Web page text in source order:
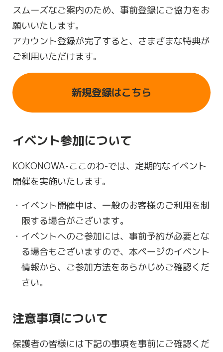
スムーズなご案内のため、事前登録にご協力をお
願いいたします。
アカウント登録が完了すると、さまざまな特典が
ご利用いただけます。
新規登録はこちら
イベント参加について
KOKONOWA-ここのわ-では、定期的なイベント
開催を実施いたします。
イベント開催中は、一般のお客様のご利用を制
限する場合がございます。
イベントへのご参加には、事前予約が必要とな
る場合もございますので、本ページのイベント
情報から、ご参加方法をあらかじめご確認くだ
さい。
注意事項について
保護者の皆様には下記の事項を事前にご確認くだ